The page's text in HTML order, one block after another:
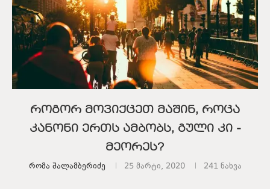
როგორ მოვიქცეთ მაშინ, როცა
კანონი ერთს ამბობს, გული კი ‒
მეორეს?
Რომა Შალამბერიძე 25 მარტი, 2020 241ნახვა